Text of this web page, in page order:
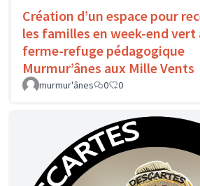
Création d’un espace pour
les familles en week-end vert
ferme-refuge pédagogique
Murmur’ânes aux Mille Vents
murmur'ânes 0 0